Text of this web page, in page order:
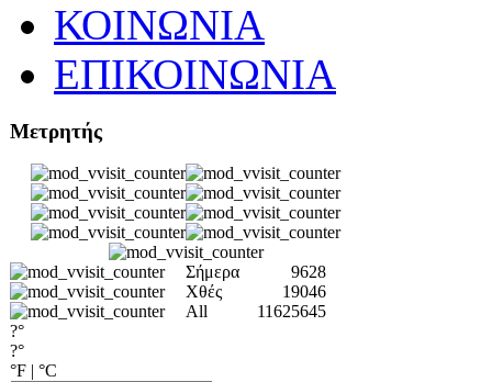
ΚΟΙΝΩΝΙΑ
ΕΠΙΚΟΙΝΩΝΙΑ
Μετρητής
Σήμερα
9628
Χθές
19046
All
11625645
?°
?°
°F | °C